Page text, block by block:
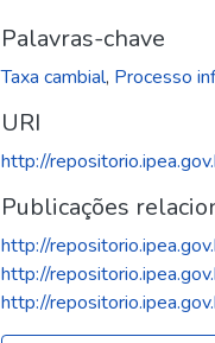
Palavras-chave
Taxa cambial, Processo
URI
http://
Publicações
http://
http://
http://